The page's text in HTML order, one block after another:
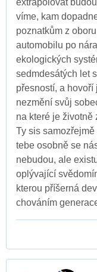
víme, kam
poznatkům z
automobilu po
ekologických
sedmdesátých let
přesností, a
nezmění svůj
na které je životně
Ty sis
tebe osobně se
nebudou, ale
oplývající
kterou příšerná
chováním